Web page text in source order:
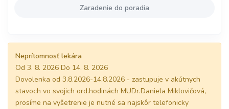
Zaradenie do poradia
Neprítomnosť lekára
Od 3. 8. 2026 Do 14. 8. 2026
Dovolenka od 3.8.2026-14.8.2026 - zastupuje v akútnych
stavoch vo svojich ord.hodinách MUDr.Daniela Miklovičová,
prosíme na vyšetrenie je nutné sa najskôr telefonicky